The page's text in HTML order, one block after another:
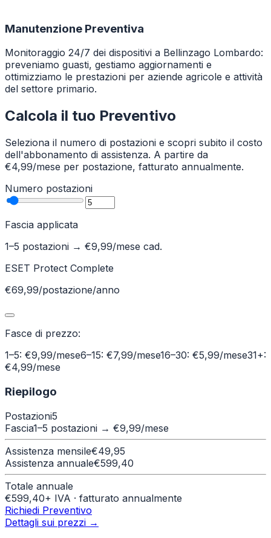
Manutenzione Preventiva
Monitoraggio 24/7 dei dispositivi a Bellinzago Lombardo:
preveniamo guasti, gestiamo aggiornamenti e
ottimizziamo le prestazioni per aziende agricole e attività
del settore primario.
Calcola il tuo Preventivo
Seleziona il numero di postazioni e scopri subito il costo
dell'abbonamento di assistenza. A partire da
€4,99/mese per postazione, fatturato annualmente.
Numero postazioni
Fascia applicata
1–5 postazioni → €9,99/mese cad.
ESET Protect Complete
€69,99/postazione/anno
Fasce di prezzo:
1–5: €9,99/mese6–15: €7,99/mese16–30: €5,99/mese31+:
€4,99/mese
Riepilogo
Postazioni5
Fascia1–5 postazioni → €9,99/mese
Assistenza mensile€49,95
Assistenza annuale€599,40
Totale annuale
€599,40+ IVA · fatturato annualmente
Richiedi Preventivo
Dettagli sui prezzi →